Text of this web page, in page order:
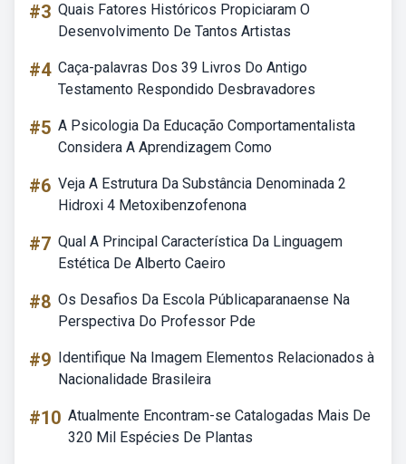
#3 Quais Fatores Históricos Propiciaram O
Desenvolvimento De Tantos Artistas
#4 Caça-palavras Dos 39 Livros Do Antigo
Testamento Respondido Desbravadores
#5 A Psicologia Da Educação Comportamentalista
Considera A Aprendizagem Como
#6 Veja A Estrutura Da Substância Denominada 2
Hidroxi 4 Metoxibenzofenona
#7 Qual A Principal Característica Da Linguagem
Estética De Alberto Caeiro
#8 Os Desafios Da Escola Públicaparanaense Na
Perspectiva Do Professor Pde
#9 Identifique Na Imagem Elementos Relacionados à
Nacionalidade Brasileira
#10 Atualmente Encontram-se Catalogadas Mais De
320 Mil Espécies De Plantas